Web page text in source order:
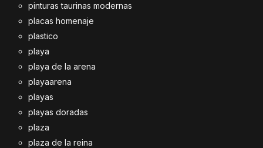
pinturas taurinas modernas
placas homenaje
plastico
playa
playa de la arena
playaarena
playas
playas doradas
plaza
plaza de la reina